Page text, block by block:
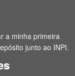
a minha primeira
junto ao INPI.